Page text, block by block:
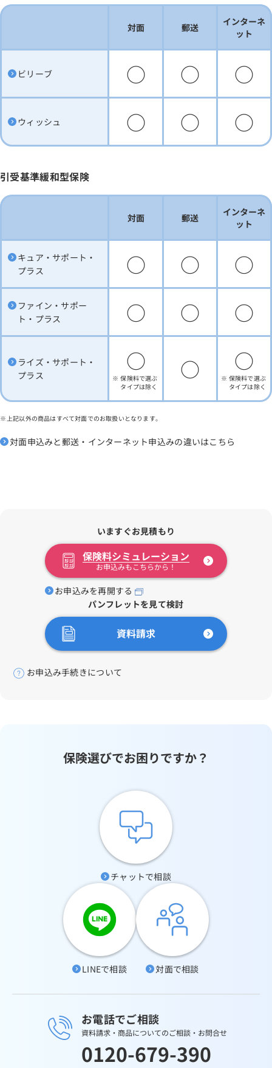
対面 郵送
インターネ
ット
ビリーブ ○ ○ ○
ウィッシュ ○ ○ ○
引受基準緩和型保険
対面 郵送
インターネ
ット
キュア・サポート・
プラス
○ ○ ○
ファイン・サポー
ト・プラス
○ ○ ○
ライズ・サポート・
プラス
○
保険料で選ぶ
タイプは除く
○ ○
保険料で選ぶ
タイプは除く
上記以外の商品はすべて対面でのお取扱いとなります。
対面申込みと郵送・インターネット申込みの違いはこちら
いますぐお見積もり
保険料シミュレーション
お申込みもこちらから！
お申込みを再開する
パンフレットを見て検討
資料請求
お申込み手続きについて
保険選びでお困りですか？
チャットで相談
LINEで相談 対面で相談
お電話でご相談
資料請求・商品についてのご相談・お問合せ
0120-679-390